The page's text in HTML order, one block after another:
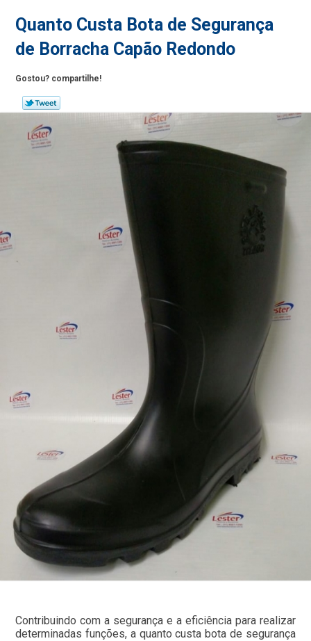
Quanto Custa Bota de Segurança
de Borracha Capão Redondo
Gostou? compartilhe!
Contribuindo com a segurança e a eficiência para realizar
determinadas funções, a quanto custa bota de segurança